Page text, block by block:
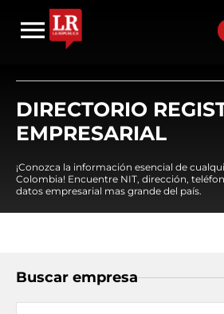
DIRECTORIO
EMPRESARIAL
¡Conozca la información esencial de
Colombia! Encuentre NIT, dirección,
datos empresarial mas grande del país.
Buscar empresa